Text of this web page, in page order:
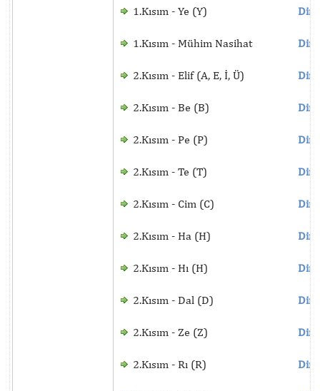
1.Kısım - Ye (Y)
1.Kısım - Mühim Nasihat
2.Kısım - Elif (A, E, İ, Ü)
2.Kısım - Be (B)
2.Kısım - Pe (P)
2.Kısım - Te (T)
2.Kısım - Cim (C)
2.Kısım - Ha (H)
2.Kısım - Hı (H)
2.Kısım - Dal (D)
2.Kısım - Ze (Z)
2.Kısım - Rı (R)